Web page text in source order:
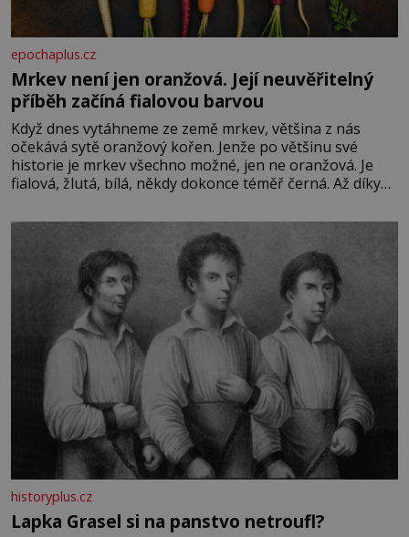
epochaplus.cz
Mrkev není jen oranžová. Její neuvěřitelný
příběh začíná fialovou barvou
Když dnes vytáhneme ze země mrkev, většina z nás
očekává sytě oranžový kořen. Jenže po většinu své
historie je mrkev všechno možné, jen ne oranžová. Je
fialová, žlutá, bílá, někdy dokonce téměř černá. Až díky
bez které si českou zahradu ani nedokážeme představit.
historyplus.cz
Lapka Grasel si na panstvo netroufl?